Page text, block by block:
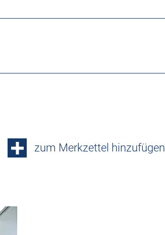
zum Merkzettel hinzufügen